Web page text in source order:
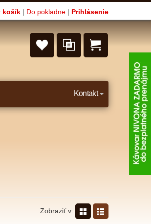
košík | Do pokladne | Prihlásenie
Kontakt
Zobraziť v: